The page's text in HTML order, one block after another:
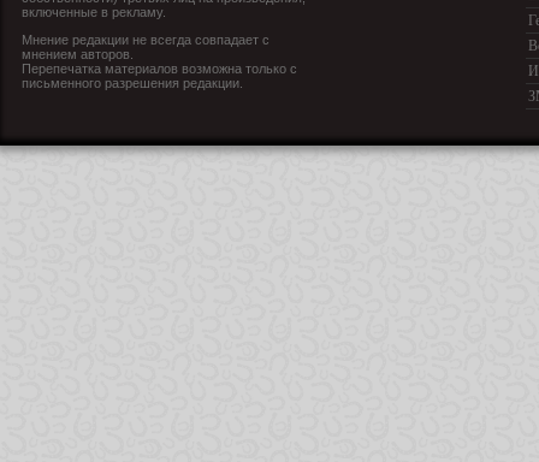
включенные в рекламу.
Мнение редакции не всегда совпадает с
мнением авторов.
Перепечатка материалов возможна только с
письменного разрешения редакции.